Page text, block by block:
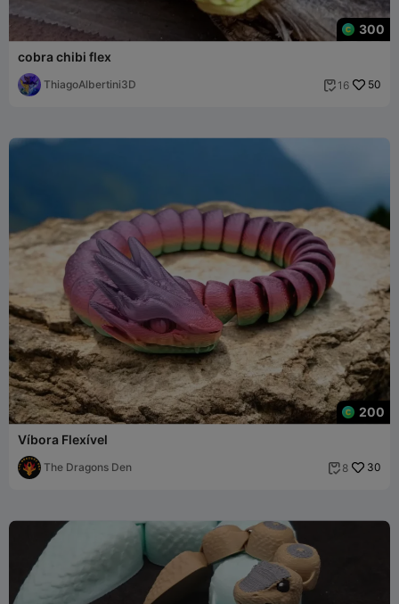
300
cobra chibi flex
ThiagoAlbertini3D  16 50
200
Víbora Flexível
The Dragons Den  8 30